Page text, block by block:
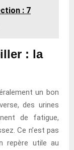
: 7
: la
un bon
des urines
de fatigue,
Ce n’est pas
repère utile au